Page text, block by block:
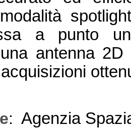
a punto
antenna
: Agenzia